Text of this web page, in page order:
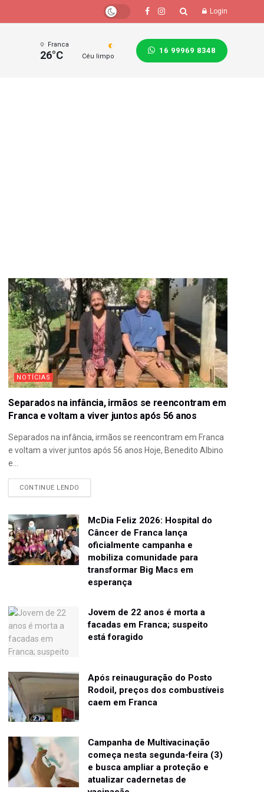
Login
Franca
26°C Céu limpo
16 99969 8348
NOTÍCIAS
Separados na infância, irmãos se reencontram em
Franca e voltam a viver juntos após 56 anos
Separados na infância, irmãos se reencontram em Franca
e voltam a viver juntos após 56 anos Hoje, Benedito Albino
e...
CONTINUE LENDO
McDia Feliz 2026: Hospital do
Câncer de Franca lança
oficialmente campanha e
mobiliza comunidade para
transformar Big Macs em
esperança
Jovem de 22 anos é morta a
facadas em Franca; suspeito
está foragido
Após reinauguração do Posto
Rodoil, preços dos combustíveis
caem em Franca
Campanha de Multivacinação
começa nesta segunda-feira (3)
e busca ampliar a proteção e
atualizar cadernetas de